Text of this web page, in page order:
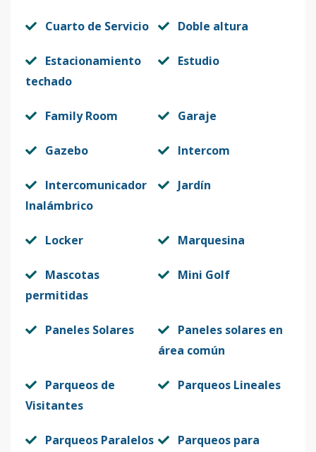
Cuarto de Servicio Doble altura
Estacionamiento
techado
Estudio
Family Room Garaje
Gazebo Intercom
Intercomunicador
Inalámbrico
Jardín
Locker Marquesina
Mascotas
permitidas
Mini Golf
Paneles Solares
Paneles solares en
área común
Parqueos de
Visitantes
Parqueos Lineales
Parqueos Paralelos
Parqueos para